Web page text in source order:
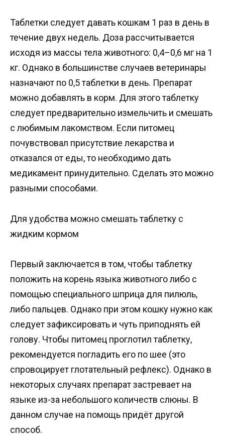
Таблетки следует давать кошкам 1 раз в день в
течение двух недель. Доза рассчитывается
исходя из массы тела животного: 0,4–0,6 мг на 1
кг. Однако в большинстве случаев ветеринары
назначают по 0,5 таблетки в день. Препарат
можно добавлять в корм. Для этого таблетку
следует предварительно измельчить и смешать
с любимым лакомством. Если питомец
почувствовал присутствие лекарства и
отказался от еды, то необходимо дать
медикамент принудительно. Сделать это можно
разными способами.
Для удобства можно смешать таблетку с
жидким кормом
Первый заключается в том, чтобы таблетку
положить на корень языка животного либо с
помощью специального шприца для пилюль,
либо пальцев. Однако при этом кошку нужно как
следует зафиксировать и чуть приподнять ей
голову. Чтобы питомец проглотил таблетку,
рекомендуется погладить его по шее (это
спровоцирует глотательный рефлекс). Однако в
некоторых случаях препарат застревает на
языке из-за небольшого количеств слюны. В
данном случае на помощь придёт другой
способ.